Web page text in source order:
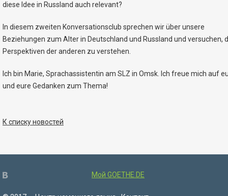
diese Idee in Russland auch relevant?
In diesem zweiten Konversationsclub sprechen wir über unsere
Beziehungen zum Alter in Deutschland und Russland und versuchen,
Perspektiven der anderen zu verstehen.
Ich bin Marie, Sprachassistentin am SLZ in Omsk. Ich freue mich auf
und eure Gedanken zum Thema!
К списку новостей
Мой GOETHE.DE